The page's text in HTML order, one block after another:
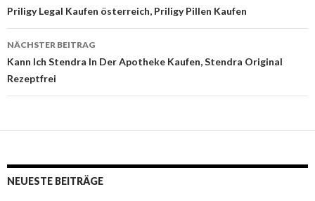
Beitrags-
Navigation
Priligy Legal Kaufen österreich, Priligy Pillen Kaufen
NÄCHSTER BEITRAG
Kann Ich Stendra In Der Apotheke Kaufen, Stendra Original
Rezeptfrei
NEUESTE BEITRÄGE